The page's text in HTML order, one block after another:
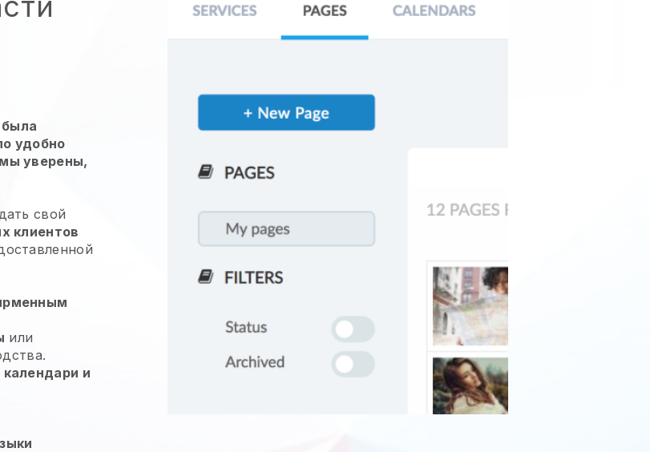
удобно
уверены,
свой
клиентов
или
и